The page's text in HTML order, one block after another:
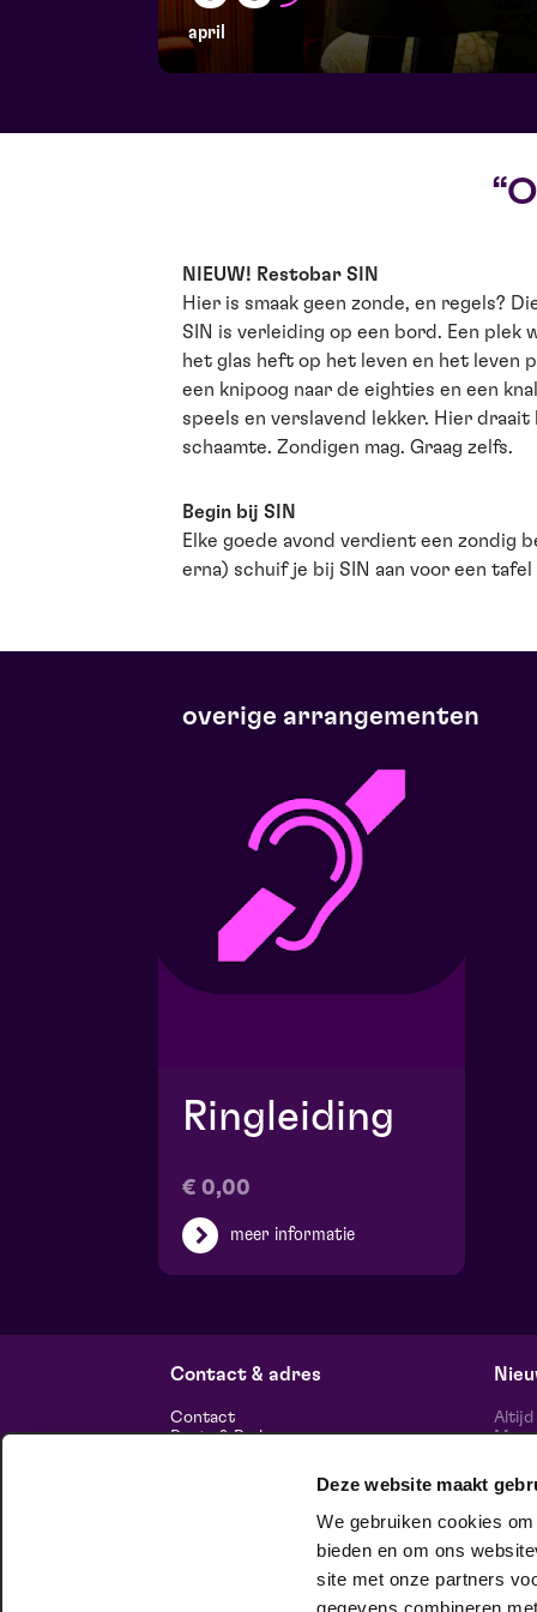
Deze website maakt
We gebruiken cookies
bieden en om ons
site met onze partners
april
NIEUW! Restobar SIN
Hier is smaak geen zonde, en regels?
SIN is verleiding op een bord. Een plek
het glas heft op het leven en het leven
een knipoog naar de eighties en een
speels en verslavend lekker. Hier
schaamte. Zondigen mag. Graag zelfs.
Begin bij SIN
Elke goede avond verdient een zondig
erna) schuif je bij SIN aan voor een
overige arrangementen
Ringleiding
€ 0,00
meer informatie
Contact & adres
Contact
Route & Parkeren
Duurzaam ondernemen
Altijd
volg